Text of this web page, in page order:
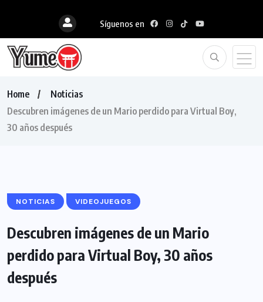
Síguenos en
Home
Noticias
Descubren imágenes de un Mario perdido para Virtual Boy,
30 años después
NOTICIAS VIDEOJUEGOS
Descubren imágenes de un Mario
perdido para Virtual Boy, 30 años
después